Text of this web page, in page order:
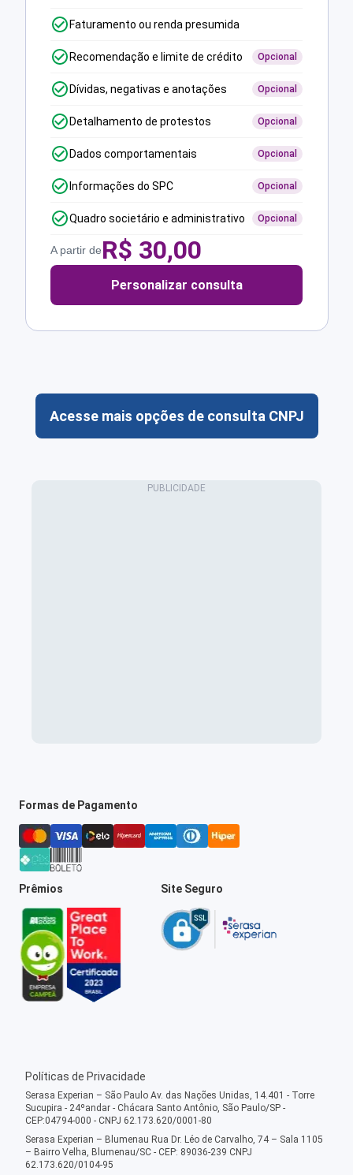
Faturamento ou renda presumida
Recomendação e limite de crédito Opcional
Dívidas, negativas e anotações Opcional
Detalhamento de protestos Opcional
Dados comportamentais Opcional
Informações do SPC Opcional
Quadro societário e administrativo Opcional
A partir deR$ 30,00
Personalizar consulta
Acesse mais opções de consulta CNPJ
Formas de Pagamento
Prêmios Site Seguro
Políticas de Privacidade
Serasa Experian – São Paulo Av. das Nações Unidas, 14.401 - Torre
Sucupira - 24ºandar - Chácara Santo Antônio, São Paulo/SP -
CEP:04794-000 - CNPJ 62.173.620/0001-80
Serasa Experian – Blumenau Rua Dr. Léo de Carvalho, 74 – Sala 1105
– Bairro Velha, Blumenau/SC - CEP: 89036-239 CNPJ
62.173.620/0104-95